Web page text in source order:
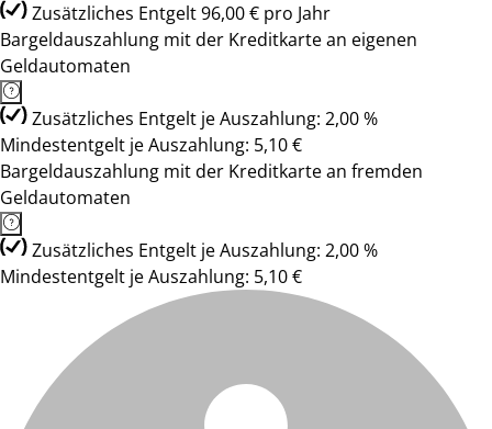
Zusätzliches Entgelt 96,00 € pro Jahr
Bargeldauszahlung mit der Kreditkarte an eigenen
Geldautomaten
Zusätzliches Entgelt je Auszahlung: 2,00 %
Mindestentgelt je Auszahlung: 5,10 €
Bargeldauszahlung mit der Kreditkarte an fremden
Geldautomaten
Zusätzliches Entgelt je Auszahlung: 2,00 %
Mindestentgelt je Auszahlung: 5,10 €